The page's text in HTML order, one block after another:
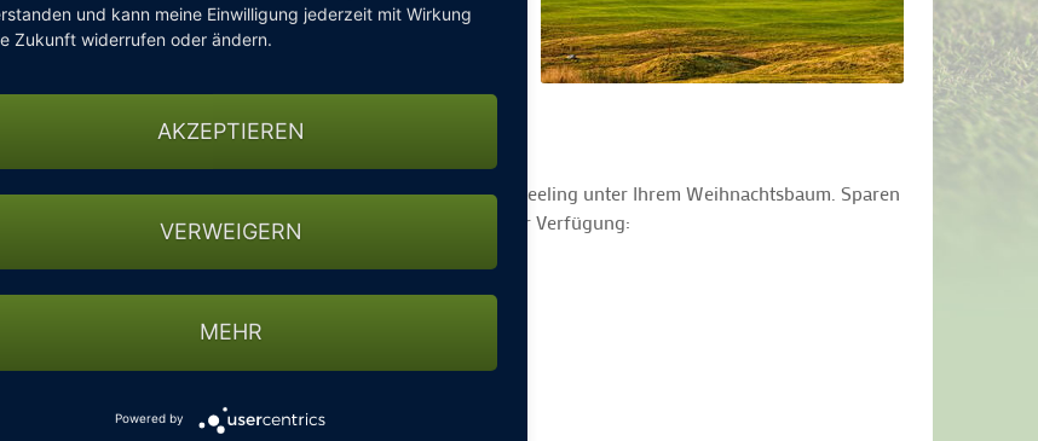
derUpstalsboom Hotelresidenz & SPA
Frühstücksbuffet, Rückenmassage u.v.m.
an der Ostseeküste!
richtige für das baldige Weihnachtsfest und ein wenig Golf-Feeling unter Ihrem Weihnachtsbaum. Sparen
Sack zu“! Folgende Gutscheine stehen Ihnen ab sofort zur Verfügung:
statt 60€
440€
und kann meine Einwilligung jederzeit mit Wirkung
Zukunft widerrufen oder ändern.
AKZEPTIEREN
VERWEIGERN
MEHR
Powered by